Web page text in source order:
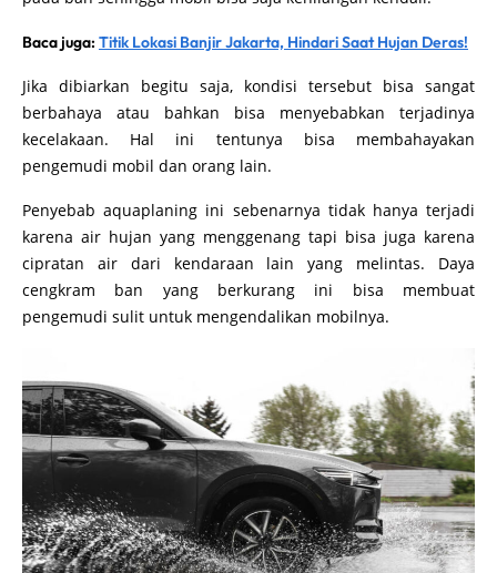
Baca juga: Titik Lokasi Banjir Jakarta, Hindari Saat Hujan Deras!
Jika dibiarkan begitu saja, kondisi tersebut bisa sangat
berbahaya atau bahkan bisa menyebabkan terjadinya
kecelakaan. Hal ini tentunya bisa membahayakan
pengemudi mobil dan orang lain.
Penyebab aquaplaning ini sebenarnya tidak hanya terjadi
karena air hujan yang menggenang tapi bisa juga karena
cipratan air dari kendaraan lain yang melintas. Daya
cengkram ban yang berkurang ini bisa membuat
pengemudi sulit untuk mengendalikan mobilnya.